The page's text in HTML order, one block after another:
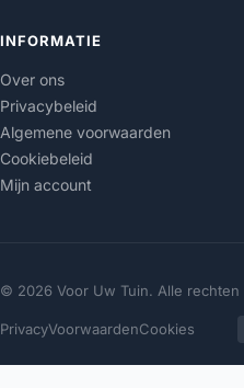
INFORMATIE
Over ons
Privacybeleid
Algemene voorwaarden
Cookiebeleid
Mijn account
© 2026 Voor Uw Tuin. Alle rechten
PrivacyVoorwaardenCookies